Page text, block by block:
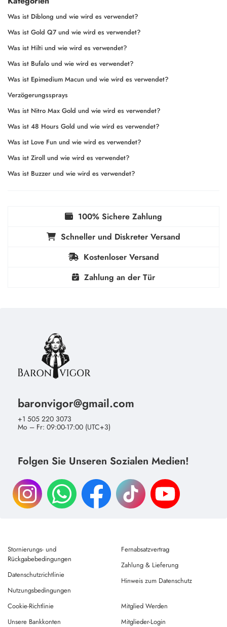
Was ist Diblong und wie wird es verwendet?
Was ist Gold Q7 und wie wird es verwendet?
Was ist Hilti und wie wird es verwendet?
Was ist Bufalo und wie wird es verwendet?
Was ist Epimedium Macun und wie wird es verwendet?
Verzögerungssprays
Was ist Nitro Max Gold und wie wird es verwendet?
Was ist 48 Hours Gold und wie wird es verwendet?
Was ist Love Fun und wie wird es verwendet?
Was ist Ziroll und wie wird es verwendet?
Was ist Buzzer und wie wird es verwendet?
100% Sichere Zahlung
Schneller und Diskreter Versand
Kostenloser Versand
Zahlung an der Tür
baronvigor@gmail.com
+1 505 220 3073
Mo – Fr: 09:00-17:00 (UTC+3)
Folgen Sie Unseren Sozialen Medien!
Stornierungs- und
Rückgabebedingungen
Datenschutzrichtlinie
Nutzungsbedingungen
Fernabsatzvertrag
Zahlung & Lieferung
Hinweis zum Datenschutz
Cookie-Richtlinie
Unsere Bankkonten
Mitglied Werden
Mitglieder-Login